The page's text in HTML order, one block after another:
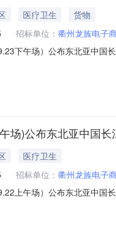
医疗卫生
货物
招标单位： 衢州龙族电子
下午场）公布东北亚中
甲醇”中下游主体采购意向
场)公布东北亚中国
医疗卫生
招标单位： 衢州龙族电子
上午场）公布东北亚中
甲醇”中下游主体采购意向